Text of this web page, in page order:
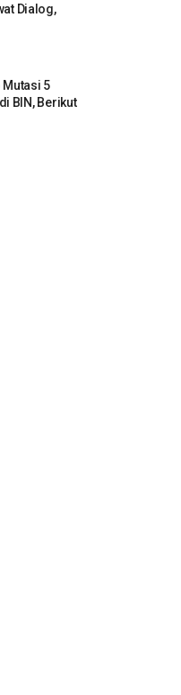
Dialog,
Mutasi 5
BIN, Berikut